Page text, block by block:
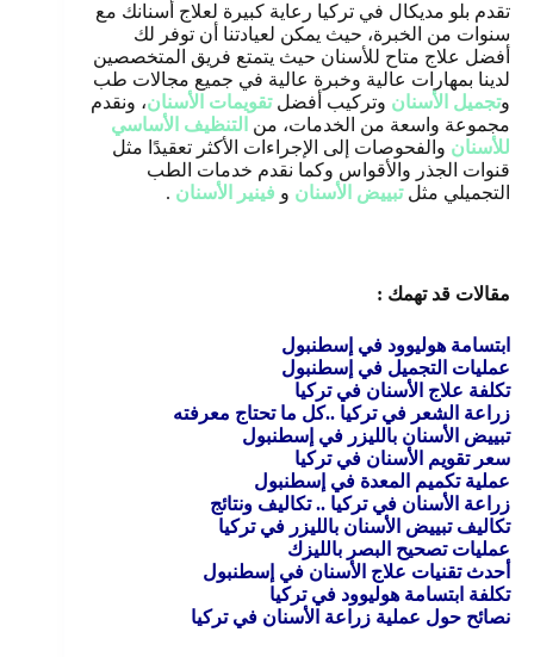
تقدم بلو مديكال في تركيا رعاية كبيرة لعلاج أسنانك مع
سنوات من الخبرة، حيث يمكن لعيادتنا أن توفر لك
أفضل علاج متاح للأسنان حيث يتمتع فريق المتخصصين
لدينا بمهارات عالية وخبرة عالية في جميع مجالات طب
وتجميل الأسنان وتركيب أفضل تقويمات الأسنان، ونقدم
مجموعة واسعة من الخدمات، من التنظيف الأساسي
للأسنان والفحوصات إلى الإجراءات الأكثر تعقيدًا مثل
قنوات الجذر والأقواس وكما نقدم خدمات الطب
التجميلي مثل تبييض الأسنان و فينير الأسنان .
مقالات قد تهمك :
ابتسامة هوليوود في إسطنبول
عمليات التجميل في إسطنبول
تكلفة علاج الأسنان في تركيا
زراعة الشعر في تركيا ..كل ما تحتاج معرفته
تبييض الأسنان بالليزر في إسطنبول
سعر تقويم الأسنان في تركيا
عملية تكميم المعدة في إسطنبول
زراعة الأسنان في تركيا .. تكاليف ونتائج
تكاليف تبييض الأسنان بالليزر في تركيا
عمليات تصحيح البصر بالليزك
أحدث تقنيات علاج الأسنان في إسطنبول
تكلفة ابتسامة هوليوود في تركيا
نصائح حول عملية زراعة الأسنان في تركيا